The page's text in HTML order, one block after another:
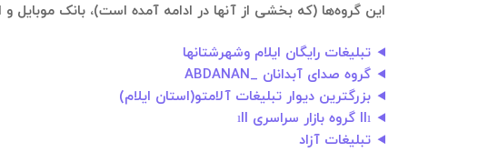
این گروه‌ها (که بخشی از آنها در ادامه آمده است)، بانک موبایل
تبلیغات رایگان ایلام وشهرشتانها
گروه صدای آبدانان _ABDANAN
بزرگترین دیوار تبلیغات آلامتو(استان ایلام)
llı گروه بازار سراسری ıll
تبلیغات آزاد